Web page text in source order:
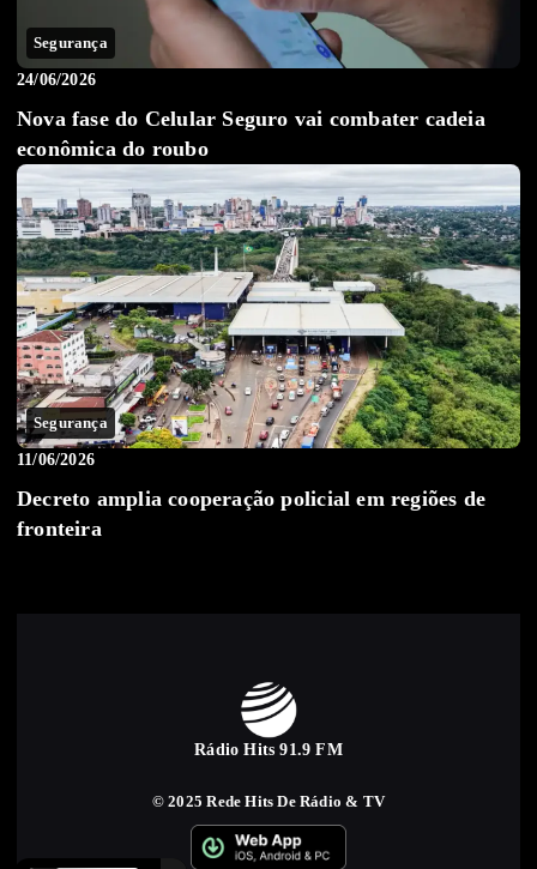
Segurança
24/06/2026
Nova fase do Celular Seguro vai combater cadeia
econômica do roubo
Segurança
11/06/2026
Decreto amplia cooperação policial em regiões de
fronteira
Rádio Hits 91.9 FM
© 2025 Rede Hits De Rádio & TV